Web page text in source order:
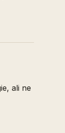
ali ne